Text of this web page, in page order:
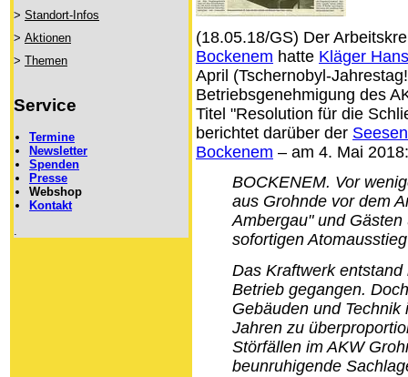
> Standort-Infos
> Aktionen
> Themen
Service
Termine
Newsletter
Spenden
Presse
Webshop
Kontakt
(18.05.18/GS) Der
Bockenem hatte Kläger
April (Tschernobyl-
Betriebsgenehmigung des
Titel "Resolution für die
berichtet darüber der
Bockenem – am 4. Mai 2018:
BOCKENEM. Vor
aus Grohnde vor dem
Ambergau" und
sofortigen
Das Kraftwerk
Betrieb gegangen.
Gebäuden und
Jahren zu
Störfällen im AKW
beunruhigende